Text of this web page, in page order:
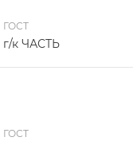
ГОСТ
г/к ЧАСТЬ
ГОСТ